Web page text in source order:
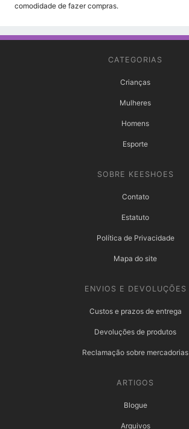
comodidade de fazer compras.
CATEGORIAS
Crianças
Mulheres
Homens
Esporte
SOBRE KEESHOES
Contato
Estatuto
Política de Privacidade
Mapa do site
ENVIOS E DEVOLUÇÕES
Custos e prazos de entrega
Devoluções de produtos
Reclamação sobre mercadorias
ARTIGOS
Blogue
Arquivos